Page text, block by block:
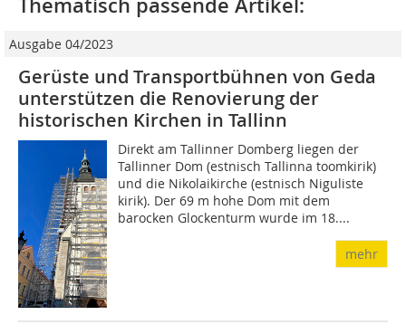
Thematisch passende Artikel:
Ausgabe 04/2023
Gerüste und Transportbühnen von Geda
unterstützen die Renovierung der
historischen Kirchen in Tallinn
Direkt am Tallinner Domberg liegen der
Tallinner Dom (estnisch Tallinna toomkirik)
und die Nikolaikirche (estnisch Niguliste
kirik). Der 69 m hohe Dom mit dem
barocken Glockenturm wurde im 18....
mehr